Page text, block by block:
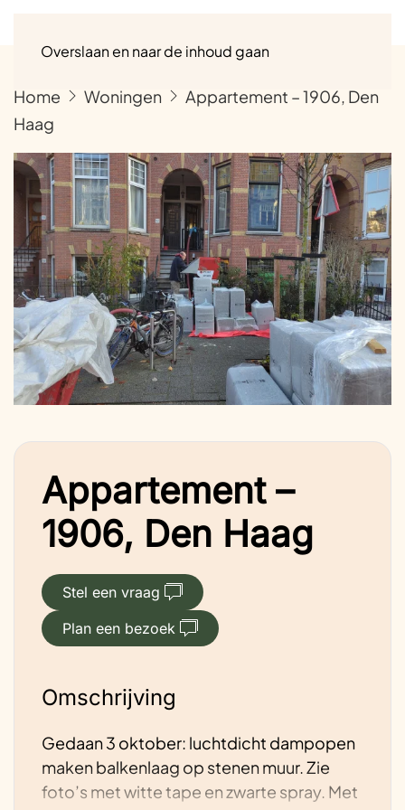
Overslaan en naar de inhoud gaan
Home Woningen
Appartement – 1906, Den
Haag
Appartement –
1906, Den Haag
Stel een vraag
Plan een bezoek
Omschrijving
Gedaan 3 oktober: luchtdicht dampopen
maken balkenlaag op stenen muur. Zie
foto’s met witte tape en zwarte spray. Met